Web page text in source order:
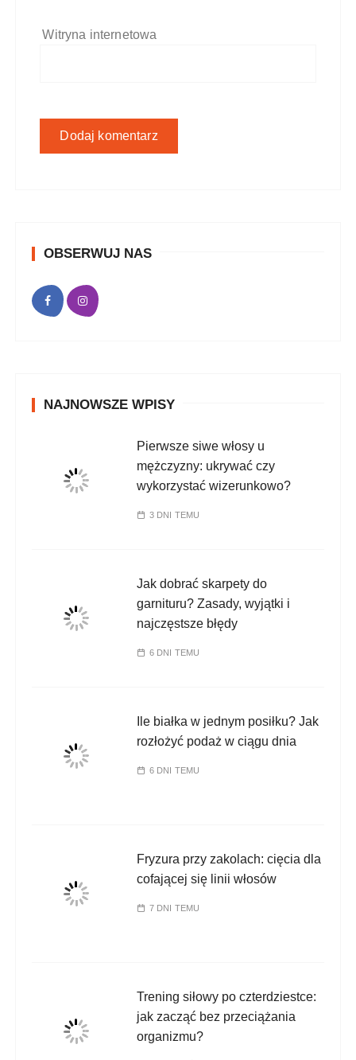
Witryna internetowa
OBSERWUJ NAS
NAJNOWSZE WPISY
Pierwsze siwe włosy u
mężczyzny: ukrywać czy
wykorzystać wizerunkowo?
3 DNI TEMU
Jak dobrać skarpety do
garnituru? Zasady, wyjątki i
najczęstsze błędy
6 DNI TEMU
Ile białka w jednym posiłku? Jak
rozłożyć podaż w ciągu dnia
6 DNI TEMU
Fryzura przy zakolach: cięcia dla
cofającej się linii włosów
7 DNI TEMU
Trening siłowy po czterdziestce:
jak zacząć bez przeciążania
organizmu?